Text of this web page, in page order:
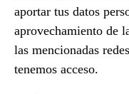
aportar tus datos
aprovechamiento de
las mencionadas
tenemos acceso.